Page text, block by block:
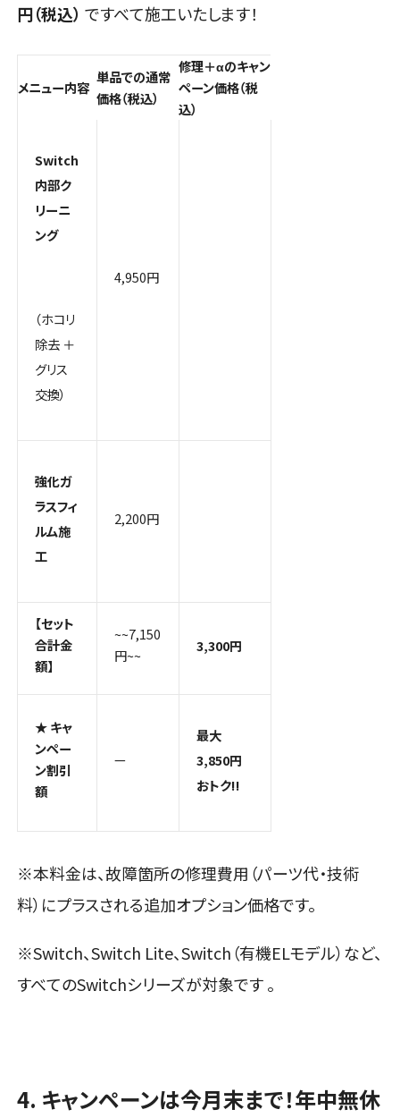
円（税込） ですべて施工いたします！
メニュー内容
単品での通常
価格（税込）
修理＋αのキャン
ペーン価格（税
込）
Switch
内部ク
リーニ
ング
（ホコリ
除去 ＋
グリス
交換）
4,950円
強化ガ
ラスフィ
ルム施
工
2,200円
【セット
合計金
額】
~~7,150
円~~
3,300円
★ キャ
ンペー
ン割引
額
—
最大
3,850円
おトク!!
※本料金は、故障箇所の修理費用（パーツ代・技術
料）にプラスされる追加オプション価格です。
※Switch、Switch Lite、Switch（有機ELモデル）など、
すべてのSwitchシリーズが対象です。
4. キャンペーンは今月末まで！年中無休